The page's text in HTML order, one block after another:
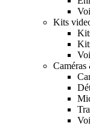
Kits
Caméras